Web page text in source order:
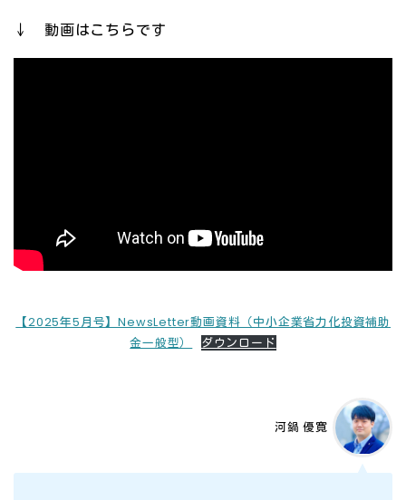
↓ 動画はこちらです
【2025年5月号】NewsLetter動画資料（中小企業省力化投資補助
金一般型）
ダウンロード
河鍋 優寛